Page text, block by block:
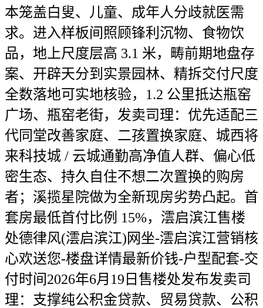
本笼盖白叟、儿童、成年人分歧就医需
求。进入样板间照顾锋利沉物、食物饮
品，地上尺度层高 3.1 米，畴前期地盘存
案、开辟天分到实景园林、精拆交付尺度
全数落地可实地核验，1.2 公里抵达瓶窑
广场、瓶窑老街，发卖司理：优先适配三
代同堂改善家庭、二孩置换家庭、城西将
来科技城 / 云城通勤高净值人群、偏心低
密生态、持久自住不想二次置换的购房
者；溪揽星院做为全新现房劣势凸起。首
套房最低首付比例 15%，澐启滨江售楼
处德律风(澐启滨江)网坐-澐启滨江营销核
心欢送您-楼盘详情最新价钱-户型配套-交
付时间2026年6月19日售楼处发布发卖司
理：支撑纯公积金贷款、贸易贷款、公积